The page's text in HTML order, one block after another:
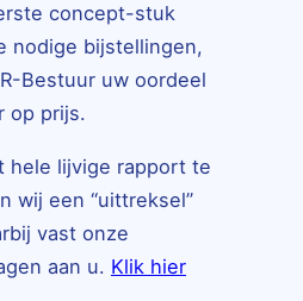
concept-stuk
nodige bijstellingen,
Bestuur uw oordeel
op prijs.
hele lijvige rapport te
wij een “uittreksel”
vast onze
aan u. Klik hier